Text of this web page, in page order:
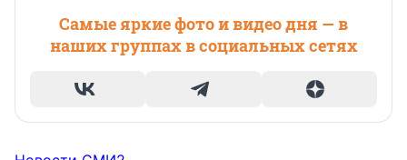
Самые яркие фото и видео дня — в
наших группах в социальных сетях